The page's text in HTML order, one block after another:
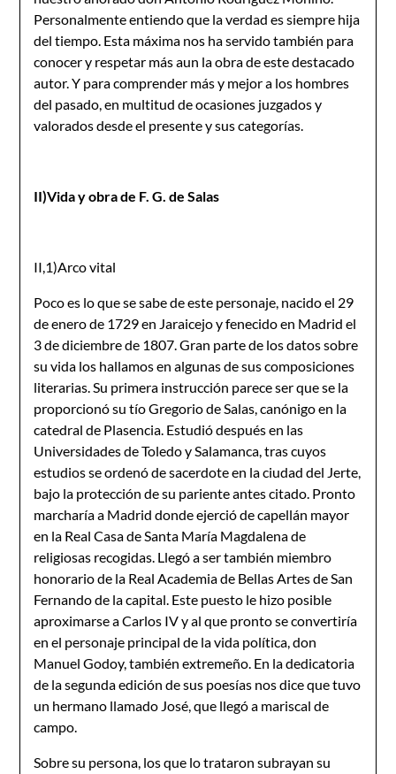
Personalmente entiendo que la verdad es siempre hija
del tiempo. Esta máxima nos ha servido también para
conocer y respetar más aun la obra de este destacado
autor. Y para comprender más y mejor a los hombres
del pasado, en multitud de ocasiones juzgados y
valorados desde el presente y sus categorías.
II)Vida y obra de F. G. de Salas
II,1)Arco vital
Poco es lo que se sabe de este personaje, nacido el 29
de enero de 1729 en Jaraicejo y fenecido en Madrid el
3 de diciembre de 1807. Gran parte de los datos sobre
su vida los hallamos en algunas de sus composiciones
literarias. Su primera instrucción parece ser que se la
proporcionó su tío Gregorio de Salas, canónigo en la
catedral de Plasencia. Estudió después en las
Universidades de Toledo y Salamanca, tras cuyos
estudios se ordenó de sacerdote en la ciudad del Jerte,
bajo la protección de su pariente antes citado. Pronto
marcharía a Madrid donde ejerció de capellán mayor
en la Real Casa de Santa María Magdalena de
religiosas recogidas. Llegó a ser también miembro
honorario de la Real Academia de Bellas Artes de San
Fernando de la capital. Este puesto le hizo posible
aproximarse a Carlos IV y al que pronto se convertiría
en el personaje principal de la vida política, don
Manuel Godoy, también extremeño. En la dedicatoria
de la segunda edición de sus poesías nos dice que tuvo
un hermano llamado José, que llegó a mariscal de
campo.
Sobre su persona, los que lo trataron subrayan su